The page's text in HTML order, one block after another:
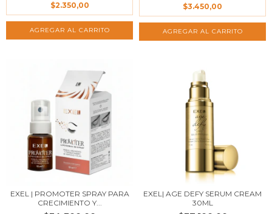
$2.350,00
AGREGAR AL CARRITO
$3.450,00
EXEL | PROMOTER SPRAY PARA
CRECIMIENTO Y...
EXEL| AGE DEFY SERUM CREAM
30ML